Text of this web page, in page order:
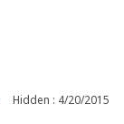
Hidden : 4/20/2015